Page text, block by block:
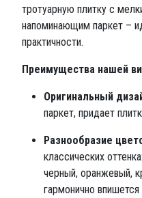
тротуарную плитку с
напоминающим паркет –
практичности.
Преимущества нашей
Оригинальный
паркет, придает
Разнообразие
классических
черный, оранжевый,
гармонично